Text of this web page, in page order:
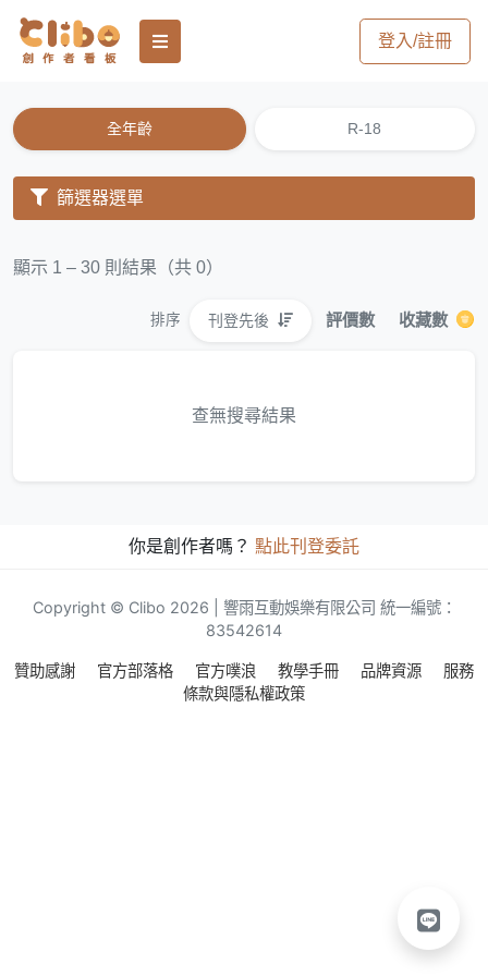
登入/註冊
全年齡 R-18
篩選器選單
顯示 1 – 30 則結果（共 0）
排序 刊登先後 評價數 收藏數
查無搜尋結果
你是創作者嗎？ 點此刊登委託
Copyright © Clibo 2026 | 響雨互動娛樂有限公司 統一編號：
83542614
贊助感謝 官方部落格 官方噗浪 教學手冊 品牌資源
服務
條款與隱私權政策